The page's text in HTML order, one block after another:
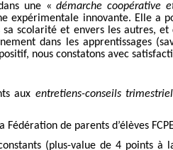
une «démarche coopérative
expérimentale innovante. Elle a
sa scolarité et envers les autres,
dans les apprentissages
nous constatons avec
aux entretiens-conseils
de parents d’élèves
(plus-value de 4 points à